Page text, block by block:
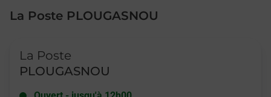
La Poste PLOUGASNOU
La Poste
PLOUGASNOU